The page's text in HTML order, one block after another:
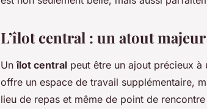
L’îlot central : un atout
Unîlot central peut être un ajout précieux à
offre un espace de travail supplémentaire,
lieu de repas et même de point de